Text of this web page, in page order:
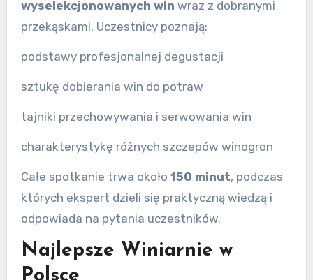
wyselekcjonowanych win wraz z dobranymi
przekąskami. Uczestnicy poznają:
podstawy profesjonalnej degustacji
sztukę dobierania win do potraw
tajniki przechowywania i serwowania win
charakterystykę różnych szczepów winogron
Całe spotkanie trwa około 150 minut, podczas
których ekspert dzieli się praktyczną wiedzą i
odpowiada na pytania uczestników.
Najlepsze Winiarnie w
Polsce